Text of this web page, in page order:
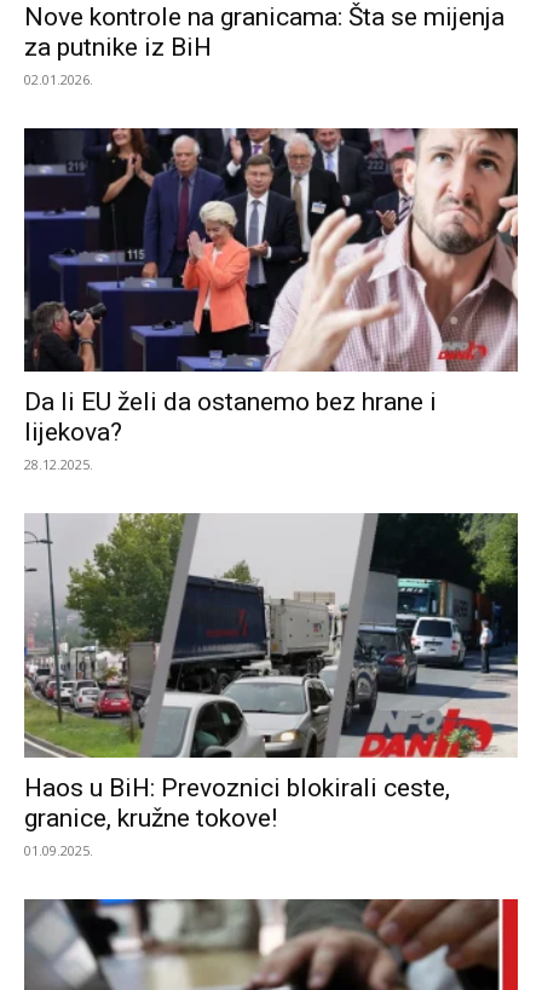
Nove kontrole na granicama: Šta se mijenja
za putnike iz BiH
02.01.2026.
Da li EU želi da ostanemo bez hrane i
lijekova?
28.12.2025.
Haos u BiH: Prevoznici blokirali ceste,
granice, kružne tokove!
01.09.2025.